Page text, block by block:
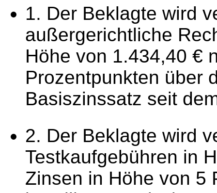
1. Der Beklagte wird
außergerichtliche
Höhe von 1.434,40 €
Prozentpunkten über
Basiszinssatz seit
2. Der Beklagte wird
Testkaufgebühren in
Zinsen in Höhe von 5